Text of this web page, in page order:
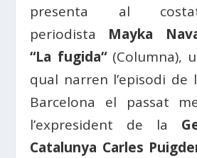
presenta al
periodista Mayka
“La fugida“(Columna),
qual narren l’episodi de
Barcelona el passat
l’expresident de la
Catalunya Carles